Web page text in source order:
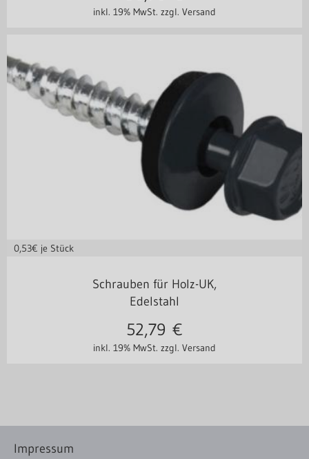
inkl. 19% MwSt. zzgl. Versand
0,53€ je Stück
Schrauben für Holz-UK,
Edelstahl
inkl. 19% MwSt. zzgl. Versand
52,79 €
Impressum